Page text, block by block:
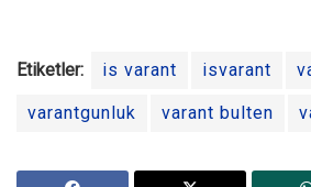
Etiketler: is varant isvarant
varantgunluk varant bulten